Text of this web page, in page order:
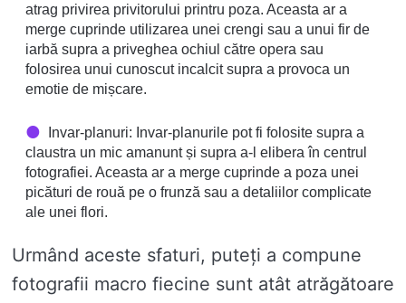
atrag privirea privitorului printru poza. Aceasta ar a
merge cuprinde utilizarea unei crengi sau a unui fir de
iarbă supra a priveghea ochiul către opera sau
folosirea unui cunoscut incalcit supra a provoca un
emotie de mișcare.
Invar-planuri: Invar-planurile pot fi folosite supra a
claustra un mic amanunt și supra a-l elibera în centrul
fotografiei. Aceasta ar a merge cuprinde a poza unei
picături de rouă pe o frunză sau a detaliilor complicate
ale unei flori.
Urmând aceste sfaturi, puteți a compune
fotografii macro fiecine sunt atât atrăgătoare